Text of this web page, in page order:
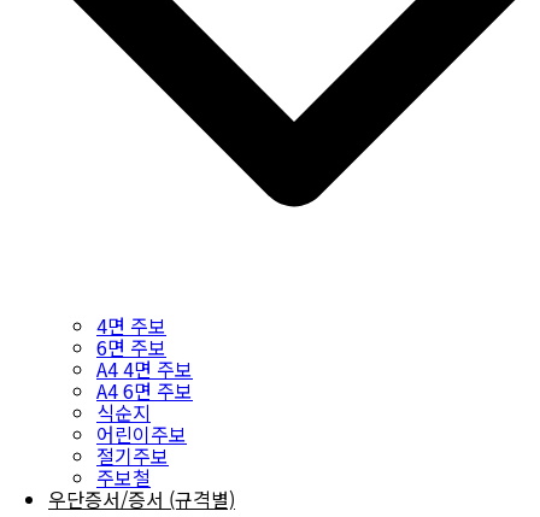
4면 주보
6면 주보
A4 4면 주보
A4 6면 주보
식순지
어린이주보
절기주보
주보철
우단증서/증서 (규격별)